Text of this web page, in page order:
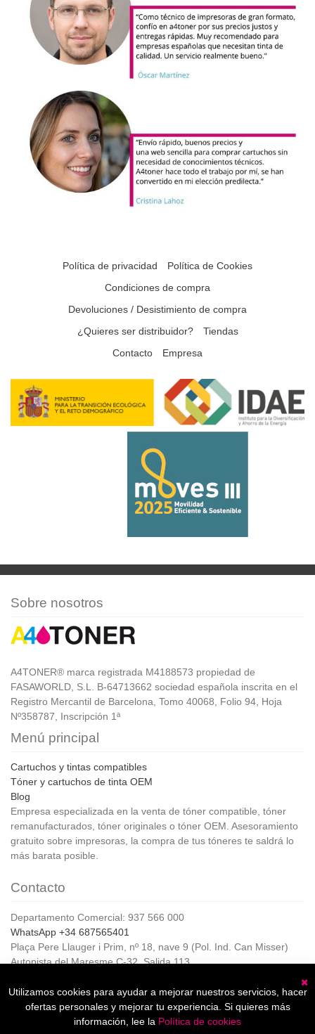
Política de privacidad
Política de Cookies
Condiciones de compra
Devoluciones / Desistimiento de compra
¿Quieres ser distribuidor?
Tiendas
Contacto
Empresa
Sobre nosotros
A4TONER® marca registrada M4188573 propiedad de
FASAWORLD, S.L. B-64713662 sociedad española inscrita en el
Registro Mercantil de Barcelona, Tomo 40068, Folio 94, Hoja
Nº358787, Inscripción 1ª
Menú principal
Cartuchos y tintas compatibles
Tóner y cartuchos de tinta OEM
Blog
Empresa especializada en la venta de tóner compatible, tóner
remanufacturados, tóner originales o tóner OEM. Asesoramiento
gratuito sobre impresoras, la compra de tus tóneres te saldrá lo
más barata posible.
Contacto
Departamento Comercial: 937 566 000
WhatsApp +34 687565401
Plaça Pere Llauger i Prim, nº 18, nave 9 (Pol. Ind. Can Misser)
Autopista del Maresme C-32, Salida 113
Horario de Atención al cliente:
De lunes a jueves de 8:00 a 17:00,
Viernes de 8:00 a 15:00
Utilizamos cookies para ayudar a mejorar nuestros servicios, hacer
ofertas personales y mejorar tu experiencia. Si quieres más
información, lee la Política de cookies